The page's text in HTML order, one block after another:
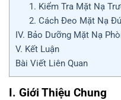
1. Kiểm Tra Mặt Nạ
2. Cách Đeo Mặt Nạ
IV. Bảo Dưỡng Mặt Nạ
V. Kết Luận
Bài Viết Liên Quan
I. Giới Thiệu Chung